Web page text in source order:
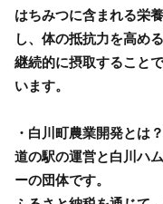
はちみつに含まれる栄
し、体の抵抗力を高め
継続的に摂取すること
います。
・白川町農業開発とは？
道の駅の運営と白川ハ
ーの団体です。